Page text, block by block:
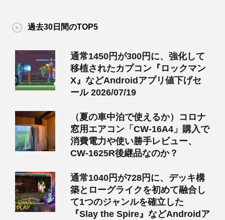
過去30日間のTOP5
通常1450円が300円に、強化して
移植されたカプコン『ロックマン
X』などAndroidアプリ値下げセ
ール 2026/07/19
（夏の車中泊で使えるか）コロナ
窓用エアコン「CW-16A4」購入で
消費電力や使い勝手レビュー、
CW-1625R後継品なのか？
通常1040円が728円に、デッキ構
築とローグライクを初めて融合し
て1つのジャンルを確立した
『Slay the Spire』などAndroidア